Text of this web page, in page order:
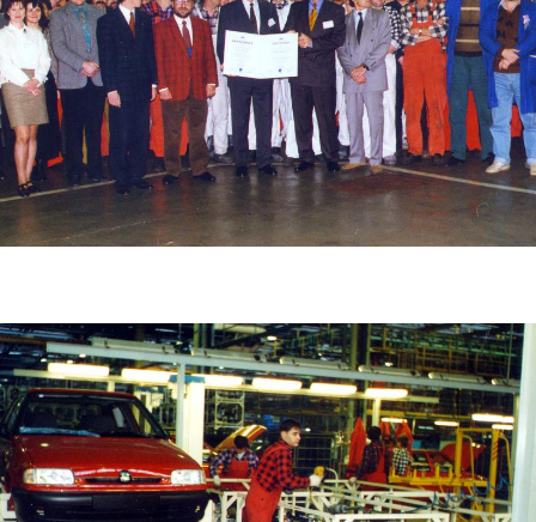
Zwiedzanie Zakładów